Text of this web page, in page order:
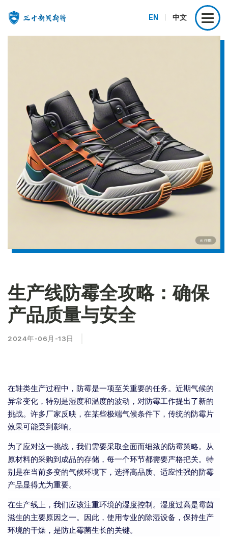
EN 中文
生产线防霉全攻略：确保
产品质量与安全
2024年-06月-13日
在鞋类生产过程中，防霉是一项至关重要的任务。近期气候的
异常变化，特别是湿度和温度的波动，对防霉工作提出了新的
挑战。许多厂家反映，在某些极端气候条件下，传统的防霉片
效果可能受到影响。
为了应对这一挑战，我们需要采取全面而细致的防霉策略。从
原材料的采购到成品的存储，每一个环节都需要严格把关。特
别是在当前多变的气候环境下，选择高品质、适应性强的防霉
产品显得尤为重要。
在生产线上，我们应该注重环境的湿度控制。湿度过高是霉菌
滋生的主要原因之一。因此，使用专业的除湿设备，保持生产
环境的干燥，是防止霉菌生长的关键。